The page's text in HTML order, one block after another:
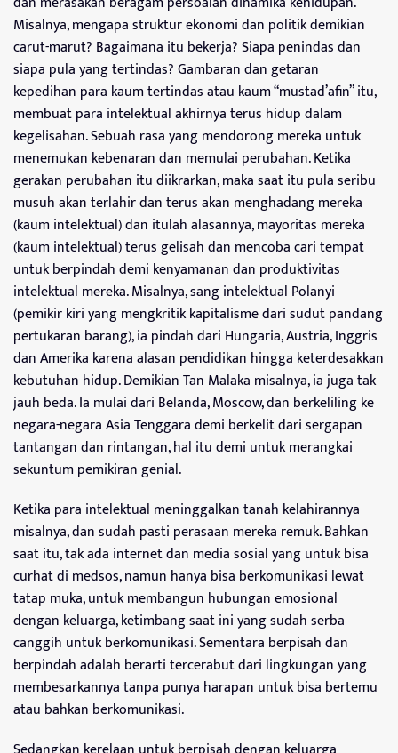
Misalnya, mengapa struktur ekonomi dan politik demikian
carut-marut? Bagaimana itu bekerja? Siapa penindas dan
siapa pula yang tertindas? Gambaran dan getaran
kepedihan para kaum tertindas atau kaum “mustad’afin” itu,
membuat para intelektual akhirnya terus hidup dalam
kegelisahan. Sebuah rasa yang mendorong mereka untuk
menemukan kebenaran dan memulai perubahan. Ketika
gerakan perubahan itu diikrarkan, maka saat itu pula seribu
musuh akan terlahir dan terus akan menghadang mereka
(kaum intelektual) dan itulah alasannya, mayoritas mereka
(kaum intelektual) terus gelisah dan mencoba cari tempat
untuk berpindah demi kenyamanan dan produktivitas
intelektual mereka. Misalnya, sang intelektual Polanyi
(pemikir kiri yang mengkritik kapitalisme dari sudut pandang
pertukaran barang), ia pindah dari Hungaria, Austria, Inggris
dan Amerika karena alasan pendidikan hingga keterdesakkan
kebutuhan hidup. Demikian Tan Malaka misalnya, ia juga tak
jauh beda. Ia mulai dari Belanda, Moscow, dan berkeliling ke
negara-negara Asia Tenggara demi berkelit dari sergapan
tantangan dan rintangan, hal itu demi untuk merangkai
sekuntum pemikiran genial.
Ketika para intelektual meninggalkan tanah kelahirannya
misalnya, dan sudah pasti perasaan mereka remuk. Bahkan
saat itu, tak ada internet dan media sosial yang untuk bisa
curhat di medsos, namun hanya bisa berkomunikasi lewat
tatap muka, untuk membangun hubungan emosional
dengan keluarga, ketimbang saat ini yang sudah serba
canggih untuk berkomunikasi. Sementara berpisah dan
berpindah adalah berarti tercerabut dari lingkungan yang
membesarkannya tanpa punya harapan untuk bisa bertemu
atau bahkan berkomunikasi.